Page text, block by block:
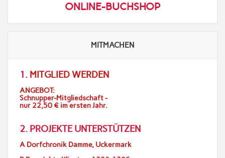
ONLINE-BUCHSHOP
MITMACHEN
1. MITGLIED WERDEN
ANGEBOT:
Schnupper-Mitgliedschaft -
nur 22,50 € im ersten Jahr.
2. PROJEKTE UNTERSTÜTZEN
A Dorfchronik Damme, Uckermark